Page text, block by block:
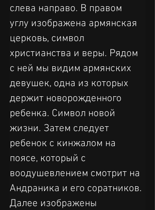
слева направо. В правом
углу изображена армянская
церковь, символ
христианства и веры. Рядом
с ней мы видим армянских
девушек, одна из которых
держит новорожденного
ребенка. Символ новой
жизни. Затем следует
ребенок с кинжалом на
поясе, который с
воодушевлением смотрит на
Андраника и его соратников.
Далее изображены